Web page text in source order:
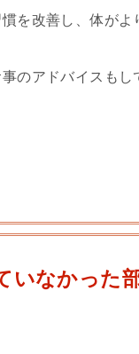
を改善し、体が
のアドバイスも
いなかっ